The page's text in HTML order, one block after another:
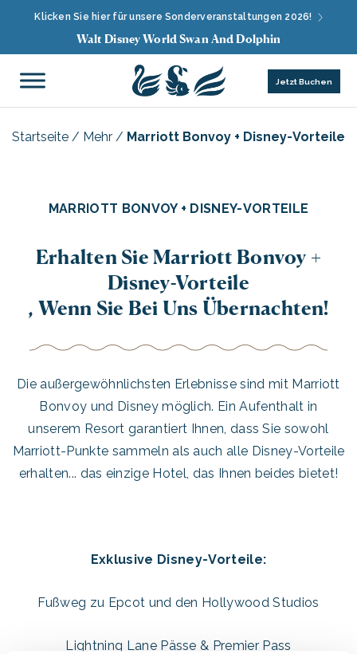
Klicken Sie hier für unsere Sonderveranstaltungen 2026!
Walt Disney World Swan And Dolphin
Jetzt Buchen
Startseite / Mehr / Marriott Bonvoy + Disney-Vorteile
MARRIOTT BONVOY + DISNEY-VORTEILE
Erhalten Sie Marriott Bonvoy +
Disney-Vorteile
, Wenn Sie Bei Uns Übernachten!
Die außergewöhnlichsten Erlebnisse sind mit Marriott
Bonvoy und Disney möglich. Ein Aufenthalt in
unserem Resort garantiert Ihnen, dass Sie sowohl
Marriott-Punkte sammeln als auch alle Disney-Vorteile
erhalten... das einzige Hotel, das Ihnen beides bietet!
Exklusive Disney-Vorteile:
Fußweg zu Epcot und den Hollywood Studios
Lightning Lane Pässe & Premier Pass